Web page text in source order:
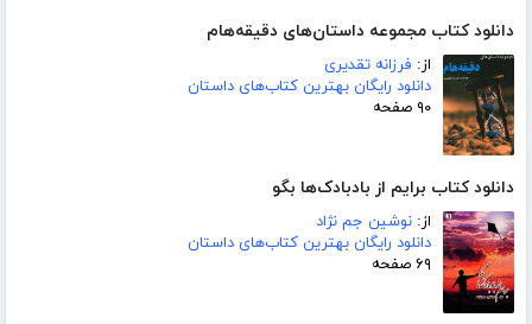
دانلود کتاب مجموعه داستان‌های دقیقه‌هام
از: فرزانه تقدیری
دانلود رایگان بهترین کتاب‌های داستان
۹۰ صفحه
دانلود کتاب برایم از بادبادک‌ها بگو
از: نوشین جم نژاد
دانلود رایگان بهترین کتاب‌های داستان
۶۹ صفحه